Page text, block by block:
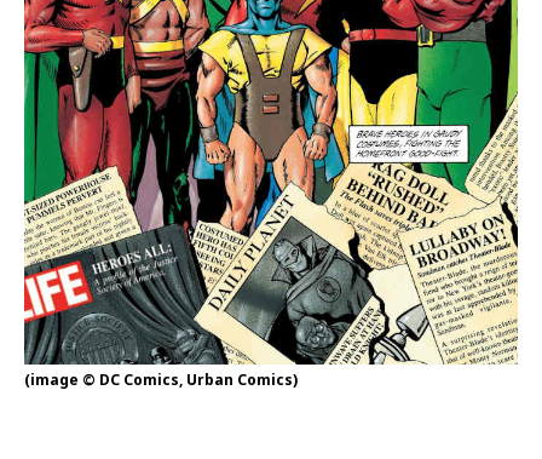
(image © DC Comics, Urban Comics)